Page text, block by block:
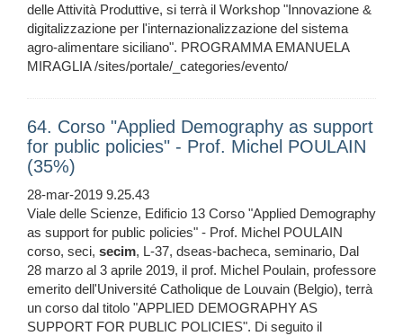
delle Attività Produttive, si terrà il Workshop "Innovazione &
digitalizzazione per l'internazionalizzazione del sistema
agro-alimentare siciliano". PROGRAMMA EMANUELA
MIRAGLIA /sites/portale/_categories/evento/
64. Corso "Applied Demography as support
for public policies" - Prof. Michel POULAIN
(35%)
28-mar-2019 9.25.43
Viale delle Scienze, Edificio 13 Corso "Applied Demography
as support for public policies" - Prof. Michel POULAIN
corso, seci, secim, L-37, dseas-bacheca, seminario, Dal
28 marzo al 3 aprile 2019, il prof. Michel Poulain, professore
emerito dell'Université Catholique de Louvain (Belgio), terrà
un corso dal titolo "APPLIED DEMOGRAPHY AS
SUPPORT FOR PUBLIC POLICIES". Di seguito il